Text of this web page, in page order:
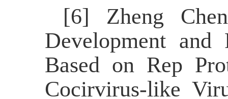
[6] Zheng
Development
Based on Rep
Cocirvirus-like